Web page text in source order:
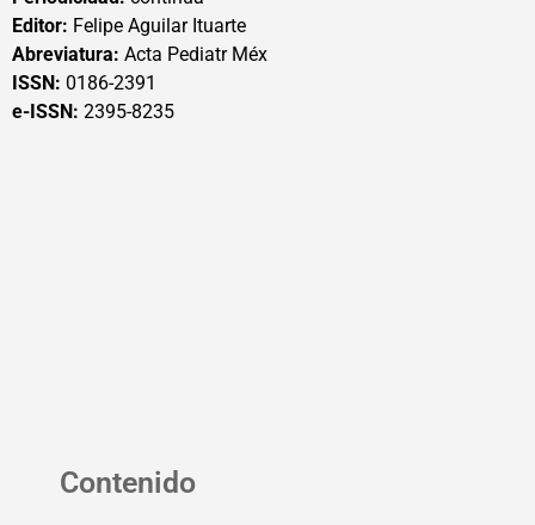
Editor: Felipe Aguilar Ituarte
Abreviatura: Acta Pediatr Méx
ISSN: 0186-2391
e-ISSN: 2395-8235
Contenido